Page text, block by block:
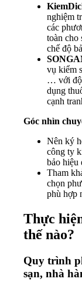
nghiệm
các
toàn cho
chế độ
vụ kiểm
… với
dụng
cạnh
Góc nhìn
Nên ký
công ty
bảo hiệu
Tham
chọn
phù hợp
Thực
thế nào?
Quy trình
sạn, nhà